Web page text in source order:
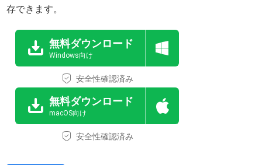
存できます。
無料ダウンロード
Windows向け
安全性確認済み
無料ダウンロード
macOS向け
安全性確認済み